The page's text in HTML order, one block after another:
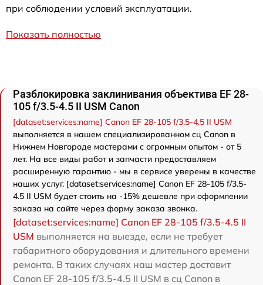
при соблюдении условий эксплуатации.
Показать полностью
Разблокировка заклинивания объектива EF 28-
105 f/3.5-4.5 II USM Canon
[dataset:services:name] Canon EF 28-105 f/3.5-4.5 II USM
выполняется в нашем специализированном сц Canon в
Нижнем Новгороде мастерами с огромным опытом - от 5
лет. На все виды работ и запчасти предоставляем
расширенную гарантию - мы в сервисе уверены в качестве
наших услуг. [dataset:services:name] Canon EF 28-105 f/3.5-
4.5 II USM будет стоить на -15% дешевле при оформлении
заказа на сайте через форму заказа звонка.
[dataset:services:name] Canon EF 28-105 f/3.5-4.5 II
USM выполняется на выезде, если не требует
габаритного оборудования и длительного времени
ремонта. В таких случаях наш мастер доставит
Canon EF 28-105 f/3.5-4.5 II USM в сц Canon в